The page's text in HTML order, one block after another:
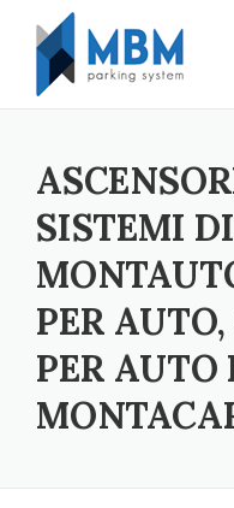
Skip to content
SISTEMI
PER
PER AUTO